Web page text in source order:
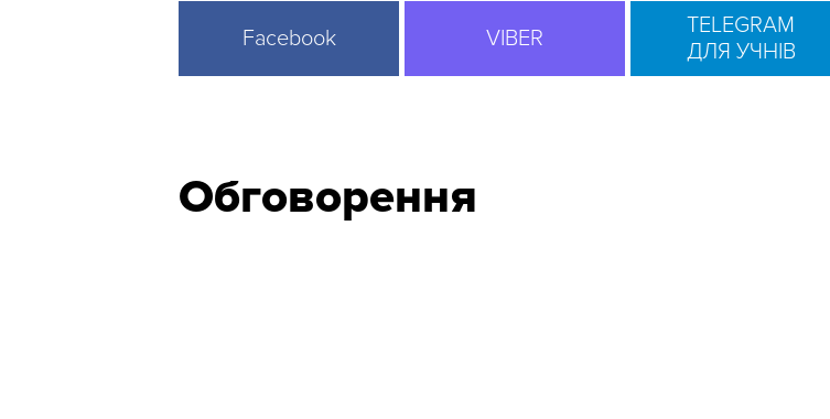
Facebook VIBER
TELEGRAM
ДЛЯ УЧНІВ
Обговорення